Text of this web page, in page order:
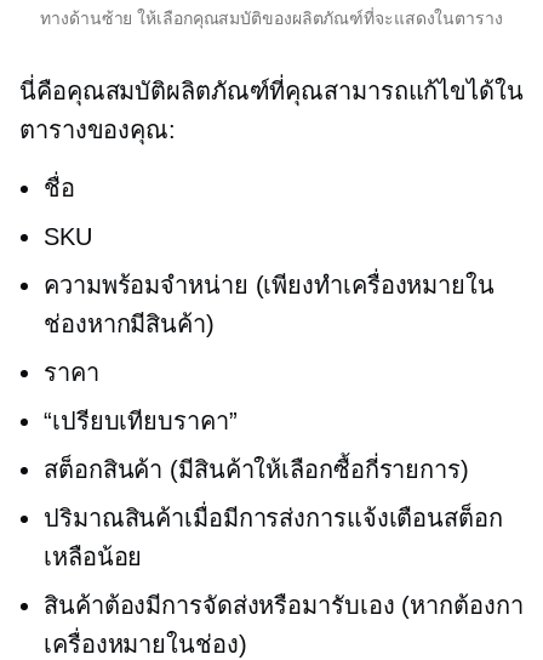
ทางด้านซ้าย ให้เลือกคุณสมบัติของผลิตภัณฑ์ที่จะแสดงในตาราง
นี่คือคุณสมบัติผลิตภัณฑ์ที่คุณสามารถแก้ไขได้ใน
ตารางของคุณ:
ชื่อ
SKU
ความพร้อมจำหน่าย (เพียงทำเครื่องหมายใน
ช่องหากมีสินค้า)
ราคา
“เปรียบเทียบราคา”
สต็อกสินค้า (มีสินค้าให้เลือกซื้อกี่รายการ)
ปริมาณสินค้าเมื่อมีการส่งการแจ้งเตือนสต็อก
เหลือน้อย
สินค้าต้องมีการจัดส่งหรือมารับเอง (หากต้องกา
เครื่องหมายในช่อง)